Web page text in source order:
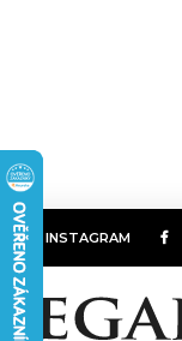
INSTAGRAM